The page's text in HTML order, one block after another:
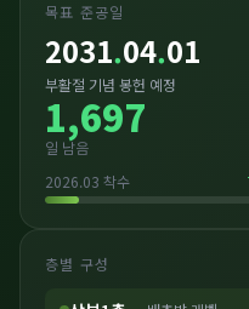
목표 준공일
2031.04.01
부활절 기념 봉헌 예정
1,697
일 남음
2026.03 착수
층별 구성